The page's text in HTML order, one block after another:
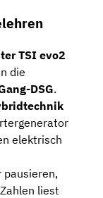
TSI evo2
die
DSG.
elektrisch
pausieren,
liest